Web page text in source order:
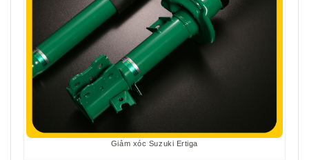
Giảm xóc Suzuki Ertiga